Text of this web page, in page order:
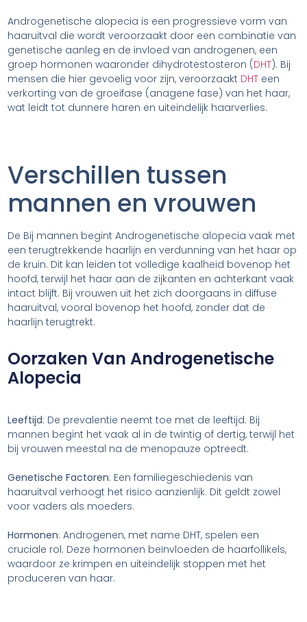
Androgenetische alopecia is een progressieve vorm van
haaruitval die wordt veroorzaakt door een combinatie van
genetische aanleg en de invloed van androgenen, een
groep hormonen waaronder dihydrotestosteron (DHT). Bij
mensen die hier gevoelig voor zijn, veroorzaakt DHT een
verkorting van de groeifase (anagene fase) van het haar,
wat leidt tot dunnere haren en uiteindelijk haarverlies.
Verschillen tussen
mannen en vrouwen
De Bij mannen begint Androgenetische alopecia vaak met
een terugtrekkende haarlijn en verdunning van het haar op
de kruin. Dit kan leiden tot volledige kaalheid bovenop het
hoofd, terwijl het haar aan de zijkanten en achterkant vaak
intact blijft. Bij vrouwen uit het zich doorgaans in diffuse
haaruitval, vooral bovenop het hoofd, zonder dat de
haarlijn terugtrekt.
Oorzaken Van Androgenetische
Alopecia
Leeftijd: De prevalentie neemt toe met de leeftijd. Bij
mannen begint het vaak al in de twintig of dertig, terwijl het
bij vrouwen meestal na de menopauze optreedt.
Genetische Factoren: Een familiegeschiedenis van
haaruitval verhoogt het risico aanzienlijk. Dit geldt zowel
voor vaders als moeders.
Hormonen: Androgenen, met name DHT, spelen een
cruciale rol. Deze hormonen beïnvloeden de haarfollikels,
waardoor ze krimpen en uiteindelijk stoppen met het
produceren van haar.